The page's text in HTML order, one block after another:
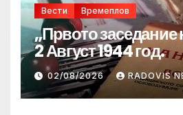
Вести Времеплов
„Првото
2 Август 1944 год.
02/08/2026 RADOVIS